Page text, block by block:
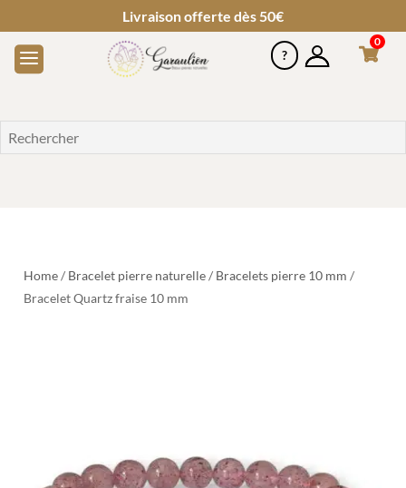
Livraison offerte dès 50€
0
Home/ Bracelet pierre naturelle/ Bracelets pierre 10 mm /
Bracelet Quartz fraise 10 mm